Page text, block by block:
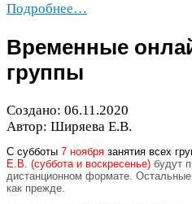
Подробнее…
Временные
группы
Создано: 06.11.2020
Автор: Ширяева Е.В.
С субботы 7 ноября занятия всех
Е.В. (суббота и воскресенье) будут
дистанционном формате. Остальные
как прежде.